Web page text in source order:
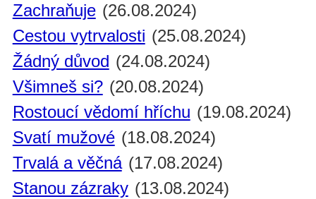
Zachraňuje (26.08.2024)
Cestou vytrvalosti (25.08.2024)
Žádný důvod (24.08.2024)
Všimneš si? (20.08.2024)
Rostoucí vědomí hříchu (19.08.2024)
Svatí mužové (18.08.2024)
Trvalá a věčná (17.08.2024)
Stanou zázraky (13.08.2024)